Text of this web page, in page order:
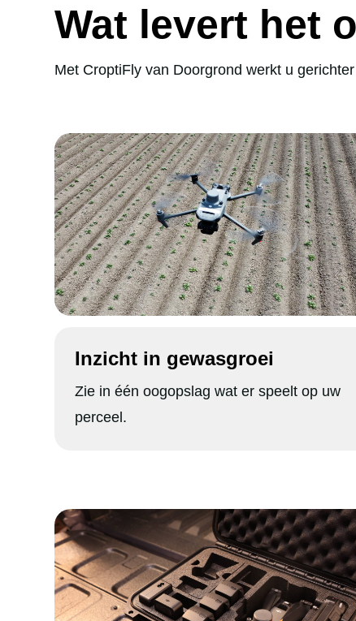
Wat levert het
Met CroptiFly van Doorgrond werkt u
Inzicht in gewasgroei
Zie in één oogopslag wat er speelt op uw
perceel.